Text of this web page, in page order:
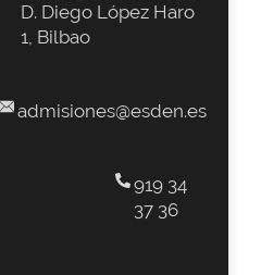
D. Diego López Haro
1, Bilbao
admisiones@esden.es
919 34
37 36